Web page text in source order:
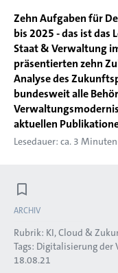
Zehn Aufgaben für
bis 2025 - das ist das
Staat & Verwaltung
präsentierten zehn
Analyse des
bundesweit alle
aktuellen
Lesedauer: ca. 3 Minuten
ARCHIV
Rubrik: KI, Cloud &
Tags: Digitalisierung der
18.08.21